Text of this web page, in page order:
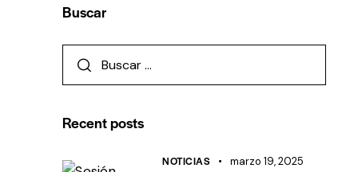
Buscar
Recent posts
NOTICIAS marzo 19, 2025